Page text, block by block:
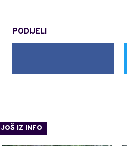
PODIJELI
JOŠ IZ INFO